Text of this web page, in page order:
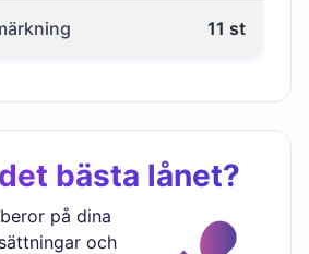
11 st
bästa lånet?
beror på dina
och